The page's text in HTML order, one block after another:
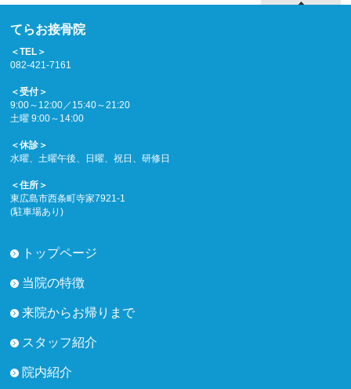
てらお接骨院
＜TEL＞
082-421-7161
＜受付＞
9:00～12:00／15:40～21:20
土曜 9:00～14:00
＜休診＞
水曜、土曜午後、日曜、祝日、研修日
＜住所＞
東広島市西条町寺家7921-1
(駐車場あり)
トップページ
当院の特徴
来院からお帰りまで
スタッフ紹介
院内紹介